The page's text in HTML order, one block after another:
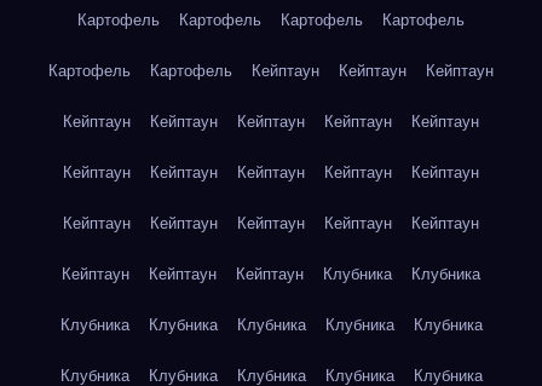
Картофель Картофель Картофель Картофель
Картофель Картофель Кейптаун Кейптаун Кейптаун
Кейптаун Кейптаун Кейптаун Кейптаун Кейптаун
Кейптаун Кейптаун Кейптаун Кейптаун Кейптаун
Кейптаун Кейптаун Кейптаун Кейптаун Кейптаун
Кейптаун Кейптаун Кейптаун Клубника Клубника
Клубника Клубника Клубника Клубника Клубника
Клубника Клубника Клубника Клубника Клубника